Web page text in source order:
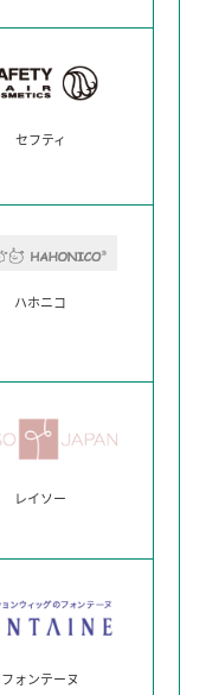
セフティ
ハホニコ
レイソー
フォンテーヌ